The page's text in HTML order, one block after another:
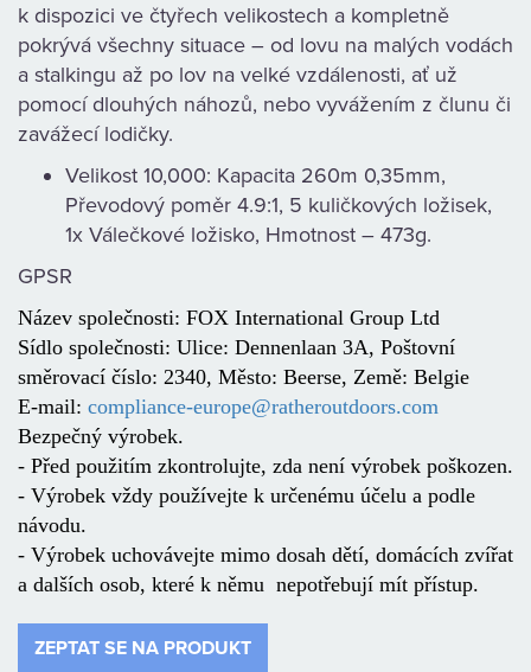
k dispozici ve čtyřech velikostech a kompletně
pokrývá všechny situace – od lovu na malých vodách
a stalkingu až po lov na velké vzdálenosti, ať už
pomocí dlouhých náhozů, nebo vyvážením z člunu či
zavážecí lodičky.
Velikost 10,000: Kapacita 260m 0,35mm,
Převodový poměr 4.9:1, 5 kuličkových ložisek,
1x Válečkové ložisko, Hmotnost – 473g.
GPSR
Název společnosti: FOX International Group Ltd
Sídlo společnosti: Ulice: Dennenlaan 3A, Poštovní
směrovací číslo: 2340, Město: Beerse, Země: Belgie
E-mail: compliance-europe@ratheroutdoors.com
Bezpečný výrobek.
- Před použitím zkontrolujte, zda není výrobek poškozen.
- Výrobek vždy používejte k určenému účelu a podle
návodu.
- Výrobek uchovávejte mimo dosah dětí, domácích zvířat
a dalších osob, které k němu nepotřebují mít přístup.
ZEPTAT SE NA PRODUKT